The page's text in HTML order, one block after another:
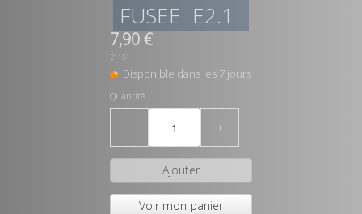
FUSEE E2.1
7,90 €
21151
Disponible dans les 7 jours
Quantité
− +
Ajouter
Voir mon panier